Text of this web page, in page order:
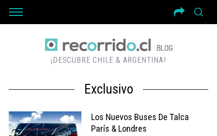
¡DESCUBRE CHILE & ARGENTINA!
Exclusivo
Los Nuevos Buses De Talca
París & Londres